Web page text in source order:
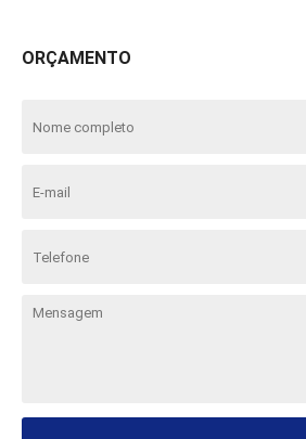
ORÇAMENTO